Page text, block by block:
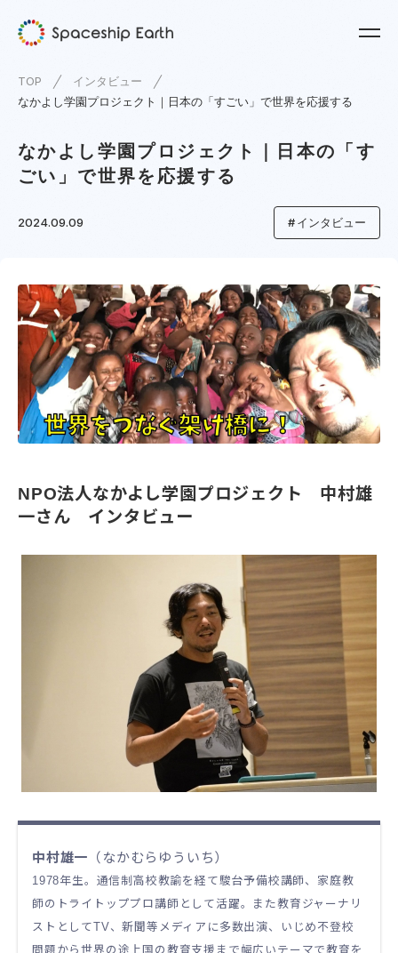
TOP
インタビュー
なかよし学園プロジェクト｜日本の「すごい」で世界を応援する
なかよし学園プロジェクト｜日本の「す
ごい」で世界を応援する
2024.09.09 インタビュー
NPO法人なかよし学園プロジェクト 中村雄
一さん インタビュー
中村雄一 （なかむらゆういち）
1978年生。通信制高校教諭を経て駿台予備校講師、家庭教
師のトライトッププロ講師として活躍。また教育ジャーナリ
ストとしてTV、新聞等メディアに多数出演、いじめ不登校
問題から世界の途上国の教育支援まで幅広いテーマで教育を